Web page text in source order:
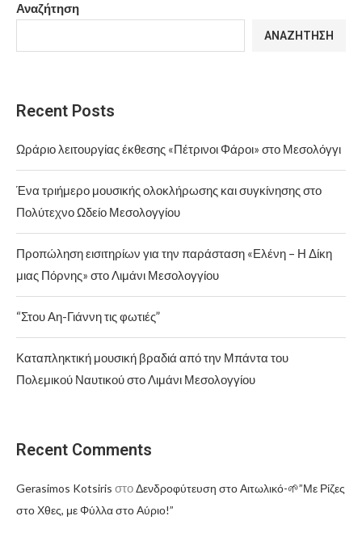
Αναζήτηση
ΑΝΑΖΉΤΗΣΗ
Recent Posts
Ωράριο λειτουργίας έκθεσης «Πέτρινοι Φάροι» στο Μεσολόγγι
Ένα τριήμερο μουσικής ολοκλήρωσης και συγκίνησης στο
Πολύτεχνο Ωδείο Μεσολογγίου
Προπώληση εισιτηρίων για την παράσταση «Ελένη – Η Δίκη
μιας Πόρνης» στο Λιμάνι Μεσολογγίου
“Στου Αη-Γιάννη τις φωτιές”
Καταπληκτική μουσική βραδιά από την Μπάντα του
Πολεμικού Ναυτικού στο Λιμάνι Μεσολογγίου
Recent Comments
Gerasimos Kotsiris στοΔενδροφύτευση στο Αιτωλικό-🌱”Με Ρίζες
στο Χθες, με Φύλλα στο Αύριο!”